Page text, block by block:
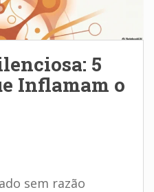
5
Inflamam o
sem razão